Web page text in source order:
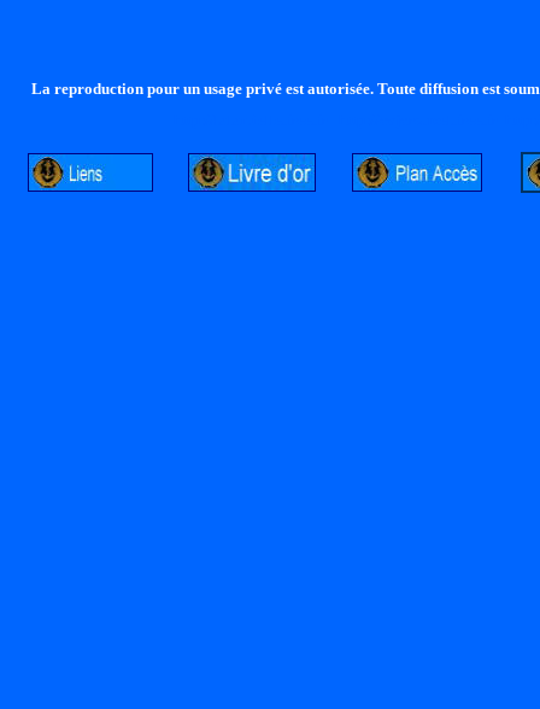
La reproduction pour un usage privé est autorisée. Toute diffusion est